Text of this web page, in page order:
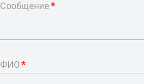
Сообщение*
ФИО*